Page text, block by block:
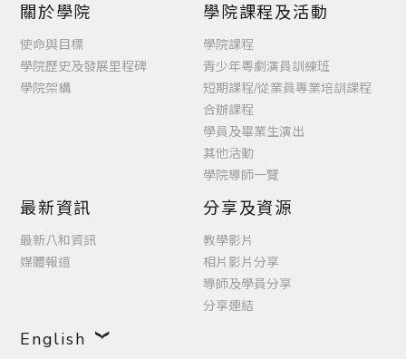
關於學院
使命與目標
學院歷史及發展里程碑
學院架構
學院課程及活動
學院課程
青少年粵劇演員訓練班
短期課程/從業員專業培訓課程
合辦課程
學員及畢業生演出
其他活動
學院導師一覽
最新資訊
最新八和資訊
媒體報道
分享及資源
教學影片
相片影片分享
導師及學員分享
分享連結
English